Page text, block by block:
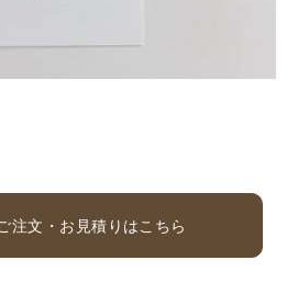
注文・お見積りはこちら